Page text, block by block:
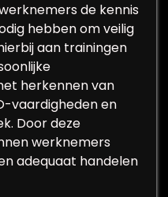
de kennis
hebben om veilig
aan trainingen
herkennen van
vaardigheden en
Door deze
werknemers
adequaat handelen